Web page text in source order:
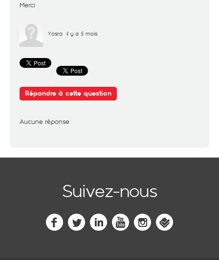
Merci
Yosra il y a 5 mois
Répondre à cette question
Aucune réponse
Suivez-nous